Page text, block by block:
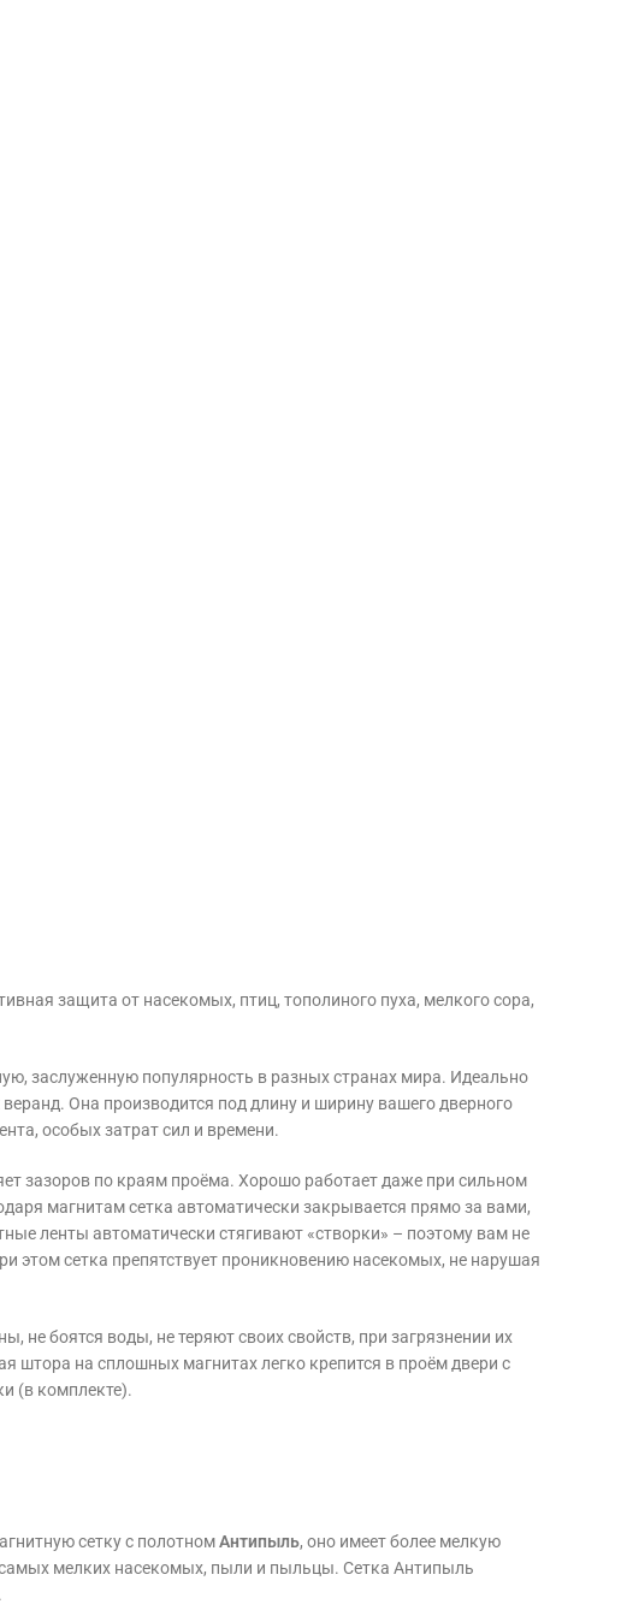
защита от насекомых, птиц, тополиного пуха, мелкого сора,
заслуженную популярность в разных странах мира. Идеально
Она производится под длину и ширину вашего дверного
особых затрат сил и времени.
зазоров по краям проёма. Хорошо работает даже при сильном
магнитам сетка автоматически закрывается прямо за вами,
ленты автоматически стягивают «створки» – поэтому вам не
этом сетка препятствует проникновению насекомых, не нарушая
не боятся воды, не теряют своих свойств, при загрязнении их
на сплошных магнитах легко крепится в проём двери с
(в комплекте).
сетку с полотномАнтипыль, оно имеет более мелкую
мелких насекомых, пыли и пыльцы. Сетка Антипыль